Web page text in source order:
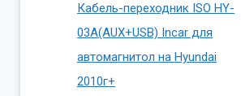
Кабель-переходник ISO HY-
03A(AUX+USB) Incar для
автомагнитол на Hyundai
2010г+